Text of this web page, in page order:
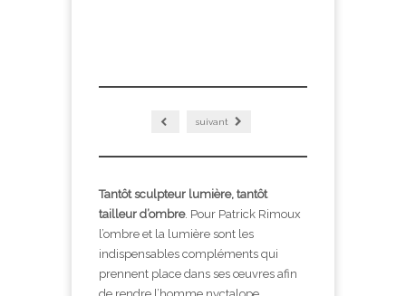
suivant
Tantôt sculpteur lumière, tantôt
tailleur d’ombre. Pour Patrick Rimoux
l’ombre et la lumière sont les
indispensables compléments qui
prennent place dans ses œuvres afin